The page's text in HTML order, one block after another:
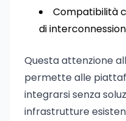
Compatibilità
di
Questa attenzione
permette alle
integrarsi senza
infrastrutture